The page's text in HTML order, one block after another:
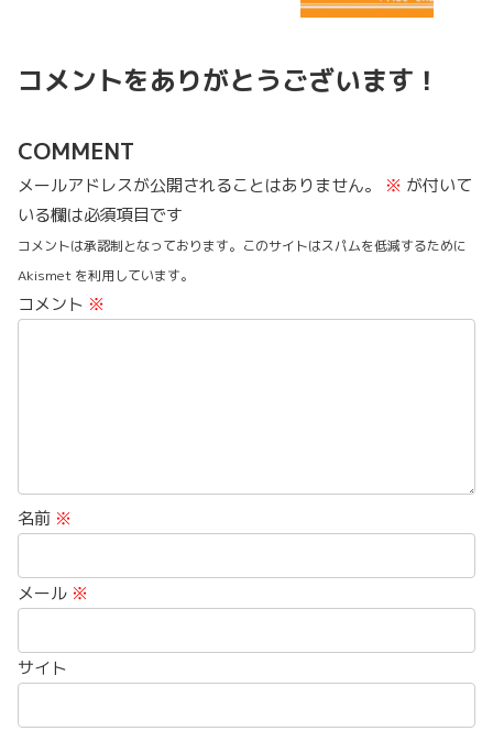
コメントをありがとうございます！
COMMENT
メールアドレスが公開されることはありません。 ※ が付いて
いる欄は必須項目です
コメントは承認制となっております。このサイトはスパムを低減するために
Akismet を利用しています。
コメント ※
名前 ※
メール ※
サイト